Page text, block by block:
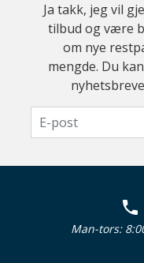
Ja takk, jeg vil
tilbud og være
om nye
mengde. Du
Man-tors: